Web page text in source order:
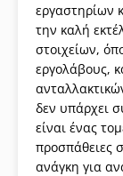
εργαστηρίων
την καλή
στοιχείων,
εργολάβους,
δεν υπάρχει
είναι ένας
προσπάθειες
ανάγκη για